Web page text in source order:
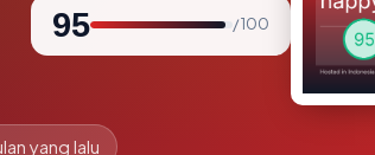
95 / 100
yang lalu